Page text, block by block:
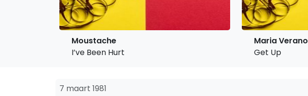
Moustache
I’ve Been Hurt
Maria Verano
Get Up
7 maart 1981